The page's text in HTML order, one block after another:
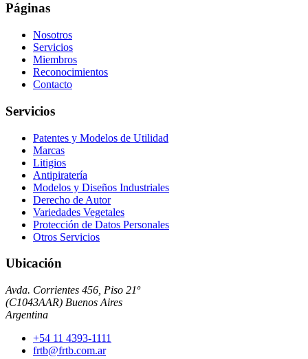
Páginas
Nosotros
Servicios
Miembros
Reconocimientos
Contacto
Servicios
Patentes y Modelos de Utilidad
Marcas
Litigios
Antipiratería
Modelos y Diseños Industriales
Derecho de Autor
Variedades Vegetales
Protección de Datos Personales
Otros Servicios
Ubicación
Avda. Corrientes 456, Piso 21º
(C1043AAR) Buenos Aires
Argentina
+54 11 4393-1111
frtb@frtb.com.ar